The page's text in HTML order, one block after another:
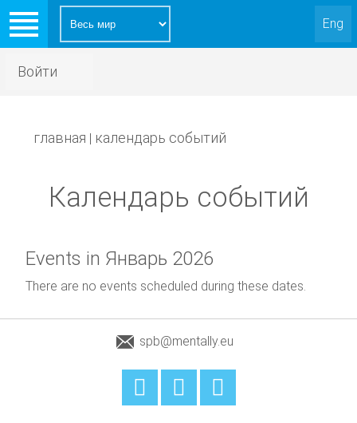
Eng
Войти
главная | календарь событий
Календарь событий
Events in Январь 2026
There are no events scheduled during these dates.
spb@mentally.eu